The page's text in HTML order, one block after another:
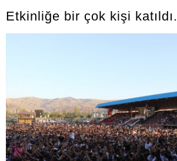
Etkinliğe bir çok kişi katıldı.